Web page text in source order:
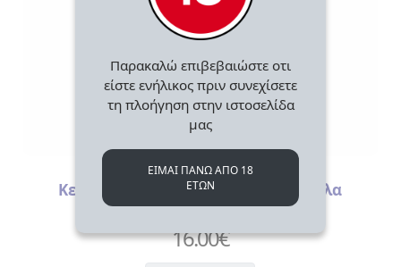
Παρακαλώ επιβεβαιώστε οτι
είστε ενήλικος πριν συνεχίσετε
τη πλοήγηση στην ιστοσελίδα
μας
ΕΙΜΑΙ ΠΑΝΩ ΑΠΟ 18
ΕΤΩΝ
Χριστουγεννιάτικες Μπάλες
Κεραμική Χριστουγεννιάτικη Μπάλα
Καφενείο
16.00€